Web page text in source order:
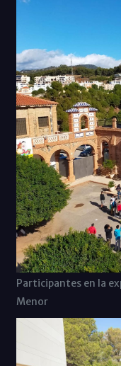
Participantes en la
Menor